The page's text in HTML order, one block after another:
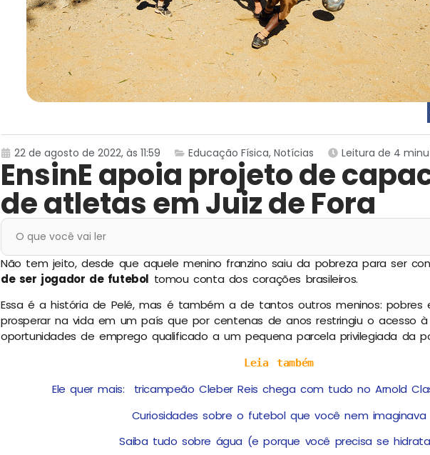
22 de agosto de 2022, às 11:59 Educação Física, Notícias Leitura de 4
EnsinE apoia projeto de
de atletas em Juiz de Fora
O que você vai ler
Não tem jeito, desde que aquele menino franzino saiu da pobreza para ser
de ser jogador de futebol tomou conta dos corações brasileiros.
Essa é a história de Pelé, mas é também a de tantos outros meninos: pobres
prosperar na vida em um país que por centenas de anos restringiu o acesso
oportunidades de emprego qualificado a um pequena parcela privilegiada da
Leia também
Ele quer mais: tricampeão Cleber Reis chega com tudo no Arnold
Curiosidades sobre o futebol que você nem imaginava
Saiba tudo sobre água (e porque você precisa se